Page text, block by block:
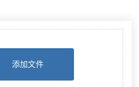
添加文件